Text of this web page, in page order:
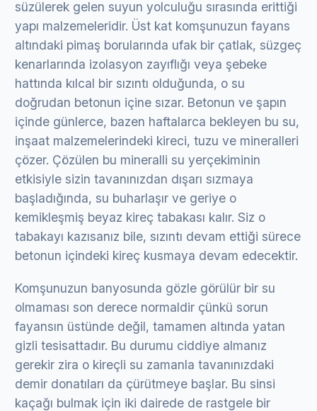
süzülerek gelen suyun yolculuğu sırasında erittiği
yapı malzemeleridir. Üst kat komşunuzun fayans
altındaki pimaş borularında ufak bir çatlak, süzgeç
kenarlarında izolasyon zayıflığı veya şebeke
hattında kılcal bir sızıntı olduğunda, o su
doğrudan betonun içine sızar. Betonun ve şapın
içinde günlerce, bazen haftalarca bekleyen bu su,
inşaat malzemelerindeki kireci, tuzu ve mineralleri
çözer. Çözülen bu mineralli su yerçekiminin
etkisiyle sizin tavanınızdan dışarı sızmaya
başladığında, su buharlaşır ve geriye o
kemikleşmiş beyaz kireç tabakası kalır. Siz o
tabakayı kazısanız bile, sızıntı devam ettiği sürece
betonun içindeki kireç kusmaya devam edecektir.
Komşunuzun banyosunda gözle görülür bir su
olmaması son derece normaldir çünkü sorun
fayansın üstünde değil, tamamen altında yatan
gizli tesisattadır. Bu durumu ciddiye almanız
gerekir zira o kireçli su zamanla tavanınızdaki
demir donatıları da çürütmeye başlar. Bu sinsi
kaçağı bulmak için iki dairede de rastgele bir